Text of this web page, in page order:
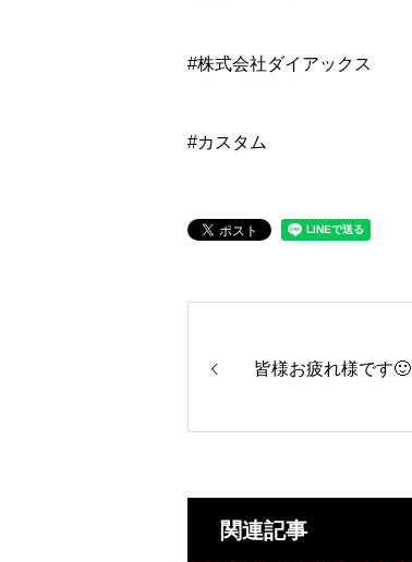
#株式会社ダイアックス
#カスタム
皆様お疲れ様です🙂
関連記事